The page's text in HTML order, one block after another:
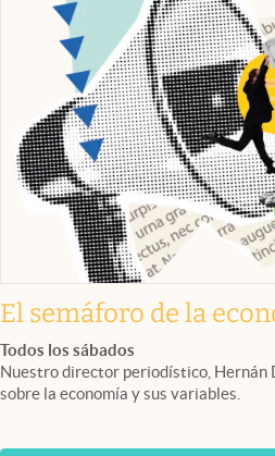
El semáforo de la
Todos los sábados
Nuestro director periodístico, Hernán
sobre la economía y sus variables.